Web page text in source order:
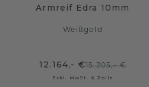
Armreif Edra 10mm
Weißgold
12.164,- €15.205,- €
Exkl. MwSt. & Zölle